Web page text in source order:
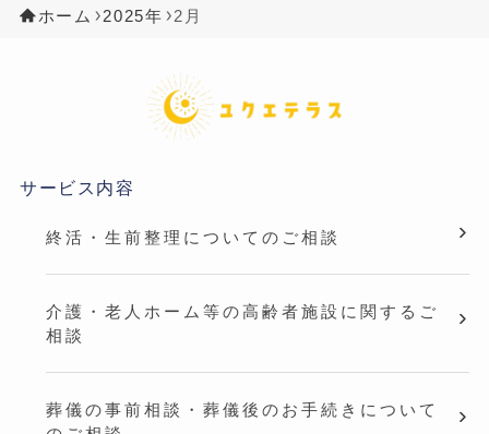
ホーム 2025年 2月
サービス内容
終活・生前整理についてのご相談
介護・老人ホーム等の高齢者施設に関するご
相談
葬儀の事前相談・葬儀後のお手続きについて